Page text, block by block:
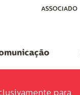
MenuASSOCIADO